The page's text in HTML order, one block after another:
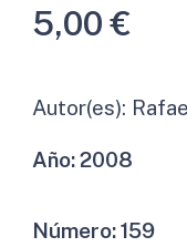
5,00€
Autor(es):
Año:2008
Número:159